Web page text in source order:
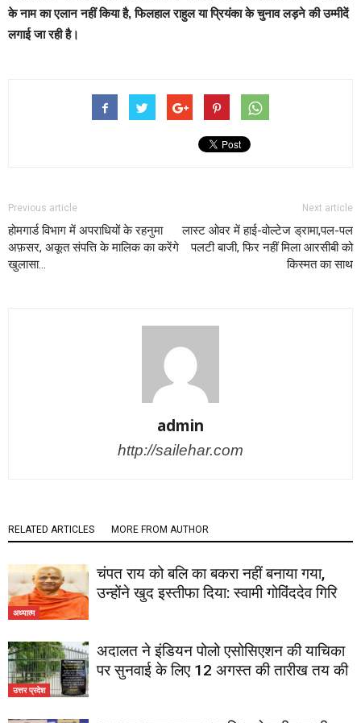
के नाम का एलान नहीं किया है, फिलहाल राहुल या प्रियंका के चुनाव लड़ने की उम्मीदें
लगाई जा रही है।
Previous article
होमगार्ड विभाग में अपराधियों के रहनुमा
अफ़सर, अकूत संपत्ति के मालिक का करेंगे
खुलासा…
Next article
लास्ट ओवर में हाई-वोल्टेज ड्रामा,पल-पल
पलटी बाजी, फिर नहीं मिला आरसीबी को
किस्मत का साथ
admin
http://sailehar.com
RELATED ARTICLES MORE FROM AUTHOR
अध्यात्म
चंपत राय को बलि का बकरा नहीं बनाया गया,
उन्होंने खुद इस्तीफा दिया: स्वामी गोविंददेव गिरि
उत्तर प्रदेश
अदालत ने इंडियन पोलो एसोसिएशन की याचिका
पर सुनवाई के लिए 12 अगस्त की तारीख तय की